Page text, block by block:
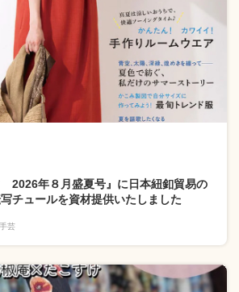
2026年８月盛夏号』に日本紐釦貿易の
チュールを資材提供いたしました
芸